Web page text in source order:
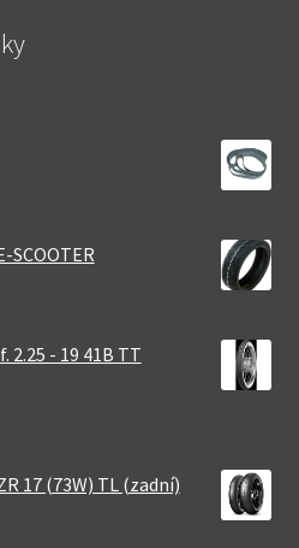
SCOOTER
2.25 - 19 41B TT
17 (73W) TL (zadní)